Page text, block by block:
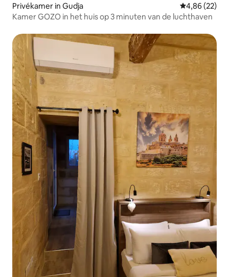
Privékamer in Gudja Gemiddelde
4,86 (22)
Kamer GOZO in het huis op 3 minuten van de luchthaven